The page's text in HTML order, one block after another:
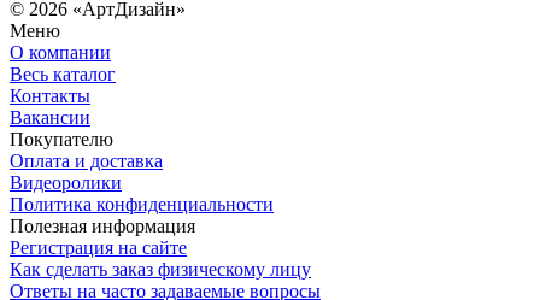
© 2026 «АртДизайн»
Меню
О компании
Весь каталог
Контакты
Вакансии
Покупателю
Оплата и доставка
Видеоролики
Политика конфиденциальности
Полезная информация
Регистрация на сайте
Как сделать заказ физическому лицу
Ответы на часто задаваемые вопросы